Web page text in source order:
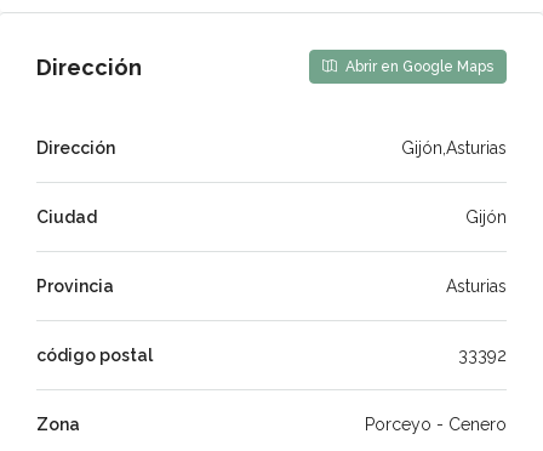
Dirección Abrir en Google Maps
Dirección Gijón,Asturias
Ciudad Gijón
Provincia Asturias
código postal 33392
Zona Porceyo - Cenero